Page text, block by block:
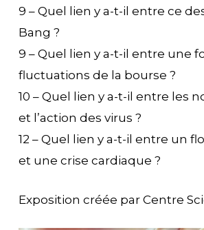
9 – Quel lien y a-t-il entre ce
Bang ?
9 – Quel lien y a-t-il entre une
fluctuations de la bourse ?
10 – Quel lien y a-t-il entre les
et l’action des virus ?
12 – Quel lien y a-t-il entre un
et une crise cardiaque ?
Exposition créée par Centre